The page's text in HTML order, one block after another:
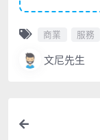
商業 服務
文尼先生